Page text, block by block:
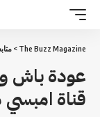
The Buzz Magazine
>
عودة باش
قناة امبسي